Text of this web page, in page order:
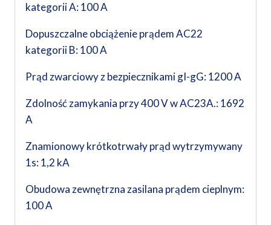
kategorii A: 100 A
Dopuszczalne obciążenie prądem AC22
kategorii B: 100 A
Prąd zwarciowy z bezpiecznikami gI-gG: 1200 A
Zdolność zamykania przy 400 V w AC23A.: 1692
A
Znamionowy krótkotrwały prąd wytrzymywany
1s: 1,2 kA
Obudowa zewnętrzna zasilana prądem cieplnym:
100 A